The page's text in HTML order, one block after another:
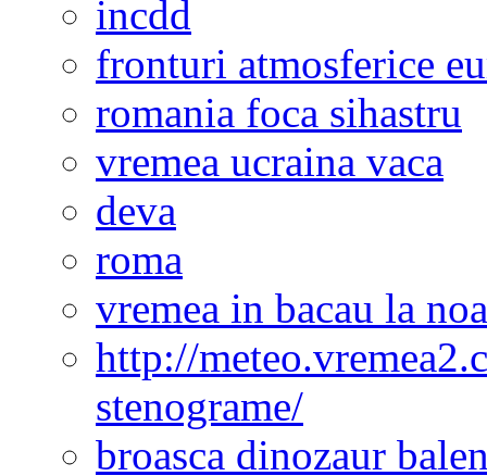
incdd
fronturi atmosferice
romania foca sihastru
vremea ucraina vaca
deva
roma
vremea in bacau la
http://
stenograme/
broasca dinozaur